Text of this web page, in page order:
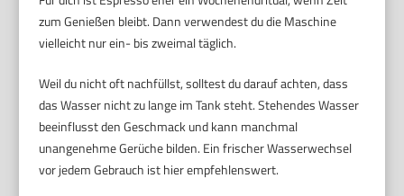
zum Genießen bleibt. Dann verwendest du die Maschine
vielleicht nur ein- bis zweimal täglich.
Weil du nicht oft nachfüllst, solltest du darauf achten, dass
das Wasser nicht zu lange im Tank steht. Stehendes Wasser
beeinflusst den Geschmack und kann manchmal
unangenehme Gerüche bilden. Ein frischer Wasserwechsel
vor jedem Gebrauch ist hier empfehlenswert.